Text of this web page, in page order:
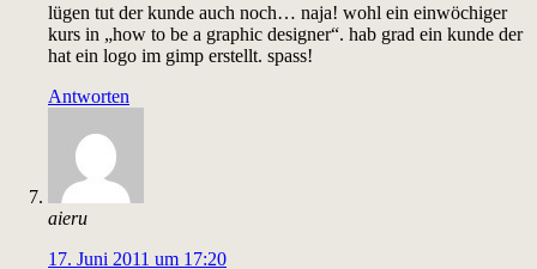
lügen tut der kunde auch noch… naja! wohl ein einwöchiger
kurs in „how to be a graphic designer“. hab grad ein kunde der
hat ein logo im gimp erstellt. spass!
Antworten
aieru
17. Juni 2011 um 17:20